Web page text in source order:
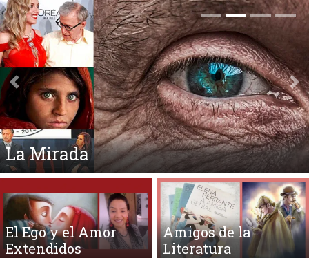
La Mirada
Anterior
El Ego y el Amor
Extendidos
Amigos de la
Literatura